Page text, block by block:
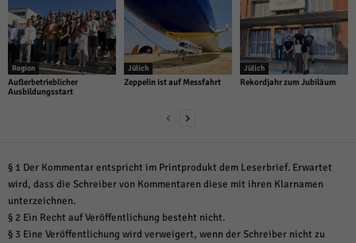
Region
Außerbetrieblicher
Ausbildungsstart
Jülich
Zeppelin ist auf Messfahrt
Jülich
Rekordjahr zum Jubiläum
§ 1 Der Kommentar entspricht im Printprodukt dem Leserbrief. Erwartet
wird, dass die Schreiber von Kommentaren diese mit ihren Klarnamen
unterzeichnen.
§ 2 Ein Recht auf Veröffentlichung besteht nicht.
§ 3 Eine Veröffentlichung wird verweigert, wenn der Schreiber nicht zu